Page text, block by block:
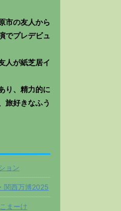
市の友人から
でプレデビュ
人が紙芝居イ
り、精力的に
旅好きなふう
ョン
関西万博2025
まーけ